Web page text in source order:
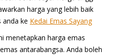
harga yang lebih baik
anda ke Kedai Emas Sayang
menetapkan harga emas
antarabangsa. Anda boleh